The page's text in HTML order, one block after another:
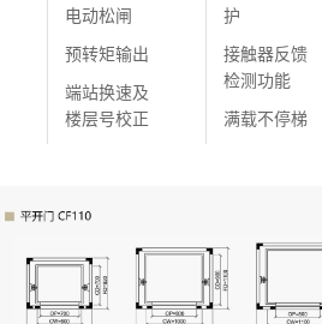
电动松闸
预转矩输出
端站换速及
楼层号校正
护
接触器反馈
检测功能
满载不停梯